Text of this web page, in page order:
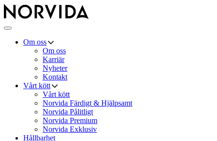
Norvida
Meny
Om oss
Om oss
Karriär
Nyheter
Kontakt
Vårt kött
Vårt kött
Norvida Färdigt & Hjälpsamt
Norvida Pålitligt
Norvida Premium
Norvida Exklusiv
Hållbarhet